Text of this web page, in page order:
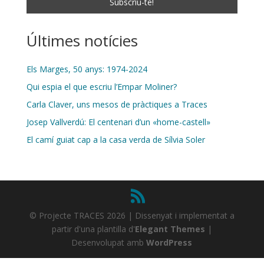
Últimes notícies
Els Marges, 50 anys: 1974-2024
Qui espia el que escriu l’Empar Moliner?
Carla Claver, uns mesos de pràctiques a Traces
Josep Vallverdú: El centenari d’un «home-castell»
El camí guiat cap a la casa verda de Sílvia Soler
© Projecte TRACES 2026 | Dissenyat i implementat a
partir d'una plantilla d'Elegant Themes |
Desenvolupat ambWordPress